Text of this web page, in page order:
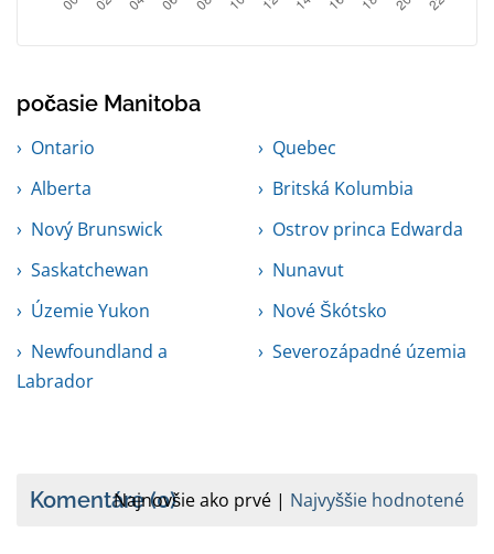
počasie Manitoba
Ontario
Quebec
Alberta
Britská Kolumbia
Nový Brunswick
Ostrov princa Edwarda
Saskatchewan
Nunavut
Územie Yukon
Nové Škótsko
Newfoundland a
Labrador
Severozápadné územia
Komentáre(0)
Najnovšie ako prvé Najvyššie hodnotené